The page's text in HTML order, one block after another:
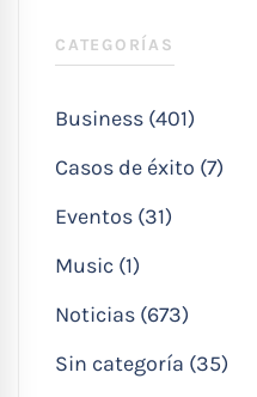
CATEGORÍAS
Business (401)
Casos de éxito (7)
Eventos (31)
Music (1)
Noticias (673)
Sin categoría (35)